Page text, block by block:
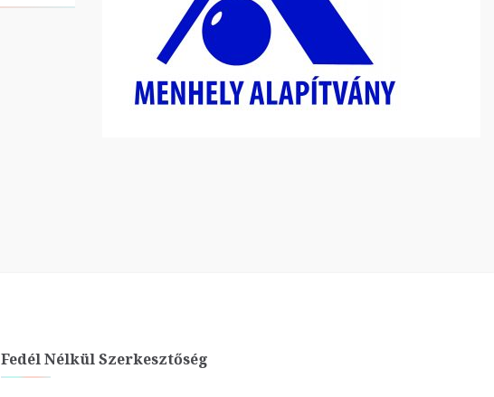
Fedél Nélkül Szerkesztőség